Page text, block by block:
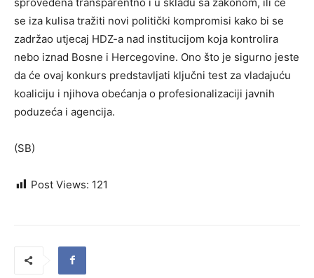
se iza kulisa tražiti novi politički kompromisi kako bi se
zadržao utjecaj HDZ-a nad institucijom koja kontrolira
nebo iznad Bosne i Hercegovine. Ono što je sigurno jeste
da će ovaj konkurs predstavljati ključni test za vladajuću
koaliciju i njihova obećanja o profesionalizaciji javnih
poduzeća i agencija.
(SB)
Post Views: 121